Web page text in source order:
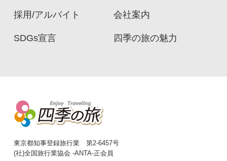
採用/アルバイト 会社案内
SDGs宣言 四季の旅の魅力
東京都知事登録旅行業 第2-6457号
(社)全国旅行業協会 -ANTA-正会員